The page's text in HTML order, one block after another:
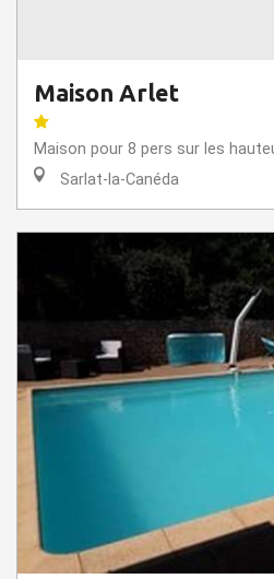
Maison Arlet
Maison pour 8 pers sur les
Sarlat-la-Canéda